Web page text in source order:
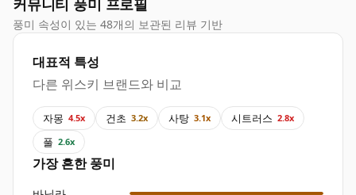
커뮤니티 풍미 프로필
풍미 속성이 있는 48개의 보관된 리뷰 기반
대표적 특성
다른 위스키 브랜드와 비교
자몽 4.5x 건초 3.2x 사탕 3.1x 시트러스 2.8x
풀 2.6x
가장 흔한 풍미